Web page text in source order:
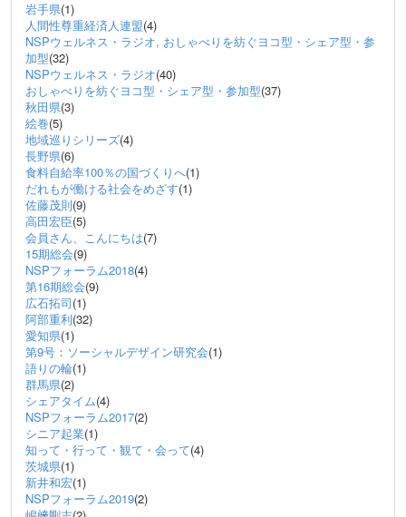
岩手県(1)
人間性尊重経済人連盟(4)
NSPウェルネス・ラジオ, おしゃべりを紡ぐヨコ型・シェア型・参
加型(32)
NSPウェルネス・ラジオ(40)
おしゃべりを紡ぐヨコ型・シェア型・参加型(37)
秋田県(3)
絵巻(5)
地域巡りシリーズ(4)
長野県(6)
食料自給率100％の国づくりへ(1)
だれもが働ける社会をめざす(1)
佐藤茂則(9)
高田宏臣(5)
会員さん、こんにちは(7)
15期総会(9)
NSPフォーラム2018(4)
第16期総会(9)
広石拓司(1)
阿部重利(32)
愛知県(1)
第9号：ソーシャルデザイン研究会(1)
語りの輪(1)
群馬県(2)
シェアタイム(4)
NSPフォーラム2017(2)
シニア起業(1)
知って・行って・観て・会って(4)
茨城県(1)
新井和宏(1)
NSPフォーラム2019(2)